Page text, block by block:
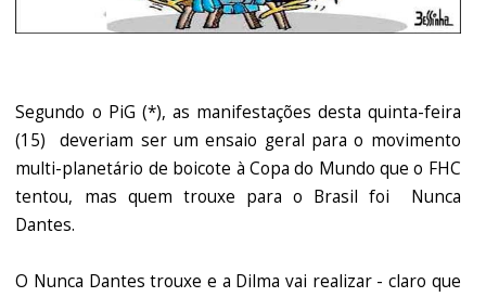
Segundo o PiG (*), as manifestações desta quinta-feira
(15) deveriam ser um ensaio geral para o movimento
multi-planetário de boicote à Copa do Mundo que o FHC
tentou, mas quem trouxe para o Brasil foi Nunca
Dantes.
O Nunca Dantes trouxe e a Dilma vai realizar - claro que